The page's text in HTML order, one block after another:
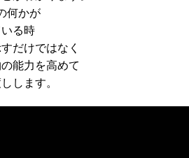
何かが
る時
だけではなく
能力を高めて
します。